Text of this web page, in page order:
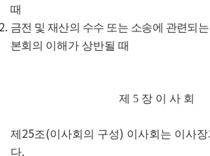
때
금전 및 재산의 수수 또는 소송에 관련되
본회의 이해가 상반될 때
제 5 장 이 사 회
제 25조(이사회의 구성) 이사회는 이사
다.